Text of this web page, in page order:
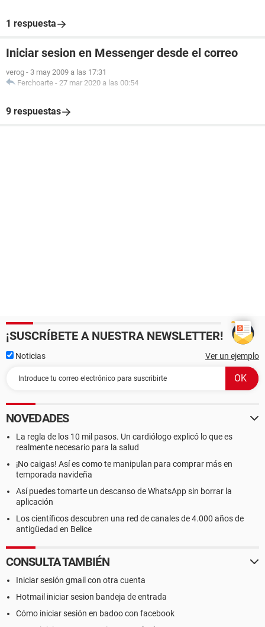
1 respuesta
Iniciar sesion en Messenger desde el correo
verog - 3 may 2009 a las 17:31
Ferchoarte - 27 mar 2020 a las 00:54
9 respuestas
¡SUSCRÍBETE A NUESTRA NEWSLETTER!
Noticias Ver un ejemplo
NOVEDADES
La regla de los 10 mil pasos. Un cardiólogo explicó lo que es
realmente necesario para la salud
¡No caigas! Así es como te manipulan para comprar más en
temporada navideña
Así puedes tomarte un descanso de WhatsApp sin borrar la
aplicación
Los científicos descubren una red de canales de 4.000 años de
antigüedad en Belice
CONSULTA TAMBIÉN
Iniciar sesión gmail con otra cuenta
Hotmail iniciar sesion bandeja de entrada
Cómo iniciar sesión en badoo con facebook